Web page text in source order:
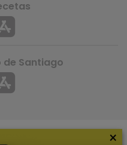
de Santiago
×